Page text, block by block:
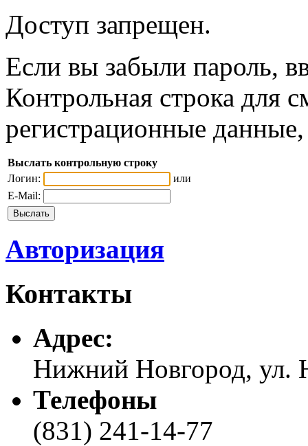
Доступ запрещен.
Если вы забыли пароль,
Контрольная строка для
регистрационные
Выслать контрольную строку
Логин:
или
E-Mail:
Авторизация
Контакты
Адреc:
Нижний Новгород, ул.
Телефоны
(831) 241-14-77